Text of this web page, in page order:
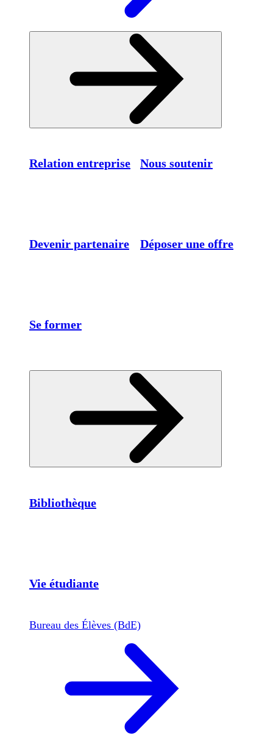
Relation entreprise Nous soutenir
Devenir partenaire Déposer une offre
Se former
Bibliothèque
Vie étudiante
Bureau des Élèves (BdE)